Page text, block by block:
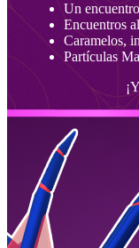
Un
Encuentros
Caramelos,
Partículas